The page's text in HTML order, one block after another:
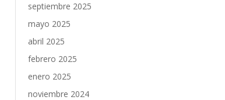
septiembre 2025
mayo 2025
abril 2025
febrero 2025
enero 2025
noviembre 2024